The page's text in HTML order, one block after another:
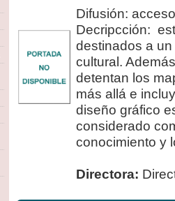
Difusión:
Decripcción:
destinados a
cultural.
detentan los
más allá e
diseño gráfico
considerado
conocimiento y
Directora: